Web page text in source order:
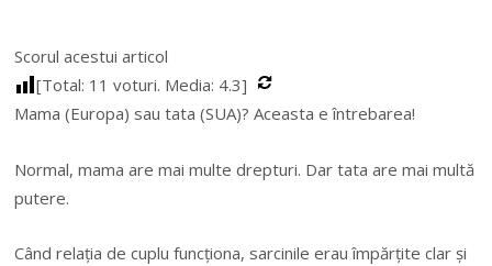
Scorul acestui articol
[Total: 11 voturi. Media: 4.3]
Mama (Europa) sau tata (SUA)? Aceasta e întrebarea!
Normal, mama are mai multe drepturi. Dar tata are mai multă
putere.
Când relaţia de cuplu funcţiona, sarcinile erau împărţite clar şi